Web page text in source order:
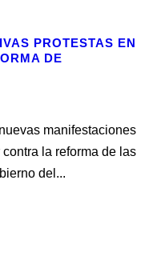
PROTESTAS EN
DE
manifestaciones
la reforma de las
del...